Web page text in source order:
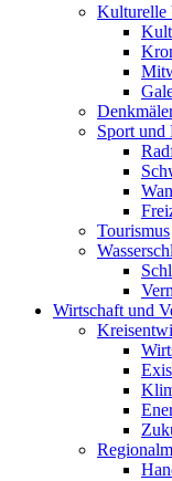
Kulturelle
Sport und
Tourismus
Wirtschaft und